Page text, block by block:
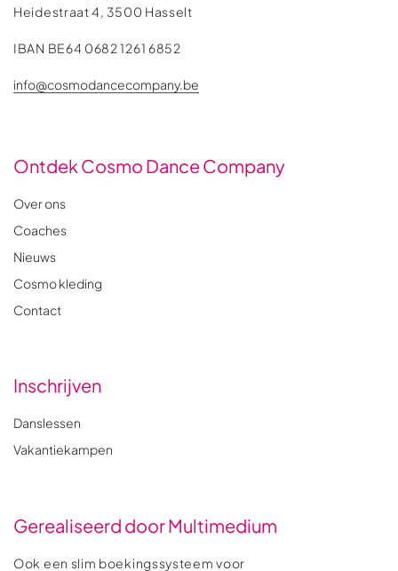
Heidestraat 4, 3500 Hasselt
IBAN BE64 0682 1261 6852
info@cosmodancecompany.be
Ontdek Cosmo Dance Company
Over ons
Coaches
Nieuws
Cosmo kleding
Contact
Inschrijven
Danslessen
Vakantiekampen
Gerealiseerd door Multimedium
Ook een slim boekingssysteem voor